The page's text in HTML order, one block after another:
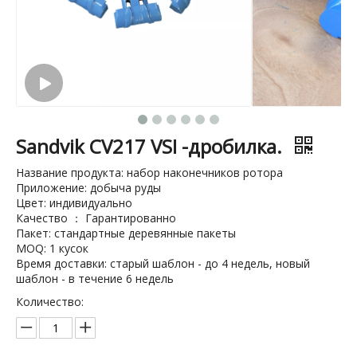
Sandvik CV217 VSI -дробилка.
Название продукта: набор наконечников ротора
Приложение: добыча руды
Цвет: индивидуально
Качество ： Гарантированно
Пакет: стандартные деревянные пакеты
MOQ: 1 кусок
Время доставки: старый шаблон - до 4 недель, новый
шаблон - в течение 6 недель
Количество: